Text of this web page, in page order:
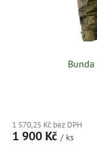
1 570,25 Kč bez DPH
1 900 Kč / ks